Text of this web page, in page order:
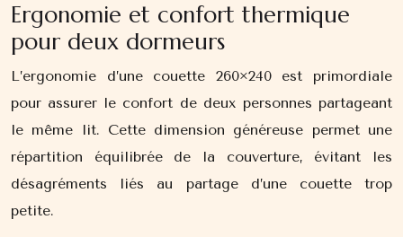
Ergonomie et confort thermique
pour deux dormeurs
L’ergonomie d’une couette 260×240 est primordiale
pour assurer le confort de deux personnes partageant
le même lit. Cette dimension généreuse permet une
répartition équilibrée de la couverture, évitant les
désagréments liés au partage d’une couette trop
petite.